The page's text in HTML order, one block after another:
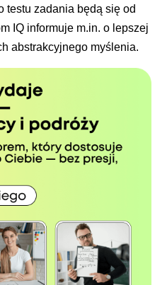
testu zadania będą się od
IQ informuje m.in. o lepszej
abstrakcyjnego myślenia.